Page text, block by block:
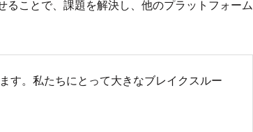
ことで、課題を解決し、他のプラットフォーム
す。私たちにとって大きなブレイクスルー